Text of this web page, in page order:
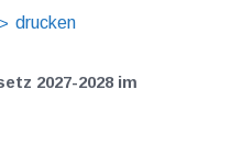
drucken
2027-2028 im